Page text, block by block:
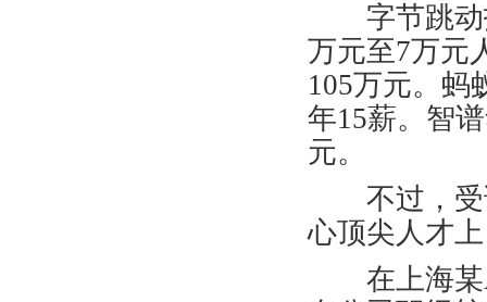
字节跳动
万元至7万元
105万元。蚂
年15薪。智
元。
不过，受
心顶尖人才
在上海某